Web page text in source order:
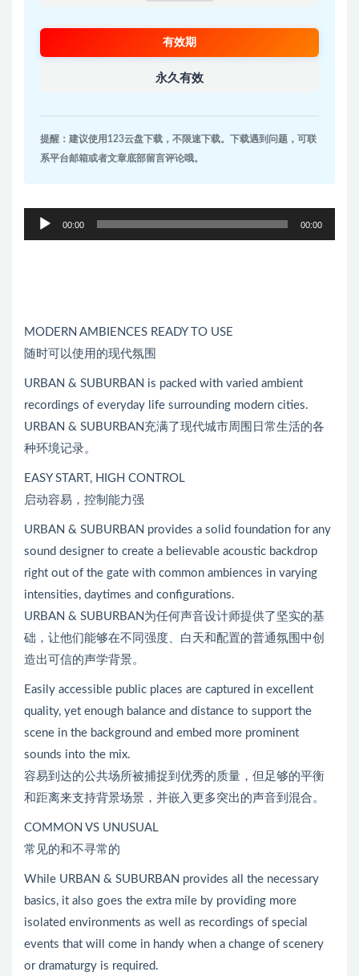
有效期
永久有效
提醒：建议使用123云盘下载，不限速下载。下载遇到问题，可联
系平台邮箱或者文章底部留言评论哦。
00:00 00:00
MODERN AMBIENCES READY TO USE
随时可以使用的现代氛围
URBAN & SUBURBAN is packed with varied ambient
recordings of everyday life surrounding modern cities.
URBAN & SUBURBAN充满了现代城市周围日常生活的各
种环境记录。
EASY START, HIGH CONTROL
启动容易，控制能力强
URBAN & SUBURBAN provides a solid foundation for any
sound designer to create a believable acoustic backdrop
right out of the gate with common ambiences in varying
intensities, daytimes and configurations.
URBAN & SUBURBAN为任何声音设计师提供了坚实的基
础，让他们能够在不同强度、白天和配置的普通氛围中创
造出可信的声学背景。
Easily accessible public places are captured in excellent
quality, yet enough balance and distance to support the
scene in the background and embed more prominent
sounds into the mix.
容易到达的公共场所被捕捉到优秀的质量，但足够的平衡
和距离来支持背景场景，并嵌入更多突出的声音到混合。
COMMON VS UNUSUAL
常见的和不寻常的
While URBAN & SUBURBAN provides all the necessary
basics, it also goes the extra mile by providing more
isolated environments as well as recordings of special
events that will come in handy when a change of scenery
or dramaturgy is required.